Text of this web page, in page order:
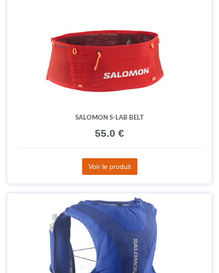
SALOMON S-LAB BELT
55.0 €
Voir le produit